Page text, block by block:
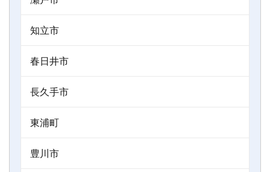
知立市
春日井市
長久手市
東浦町
豊川市